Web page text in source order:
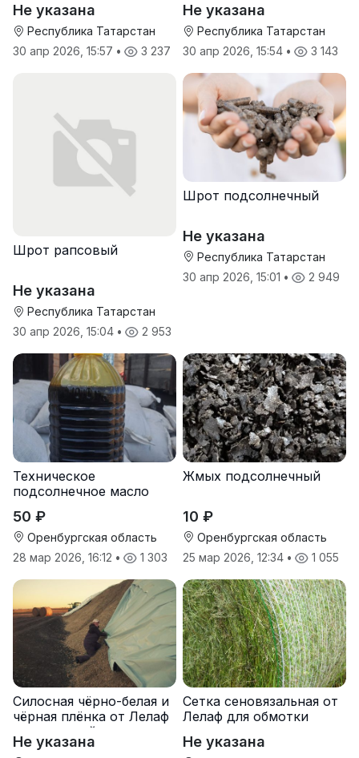
Не указана
Республика Татарстан
30 апр 2026, 15:57 • 3 237
Не указана
Республика Татарстан
30 апр 2026, 15:54 • 3 143
Шрот рапсовый
Не указана
Республика Татарстан
30 апр 2026, 15:04 • 2 953
Шрот подсолнечный
Не указана
Республика Татарстан
30 апр 2026, 15:01 • 2 949
Техническое
подсолнечное масло
50 ₽
Оренбургская область
28 мар 2026, 16:12 • 1 303
Жмых подсолнечный
10 ₽
Оренбургская область
25 мар 2026, 12:34 • 1 055
Силосная чёрно-белая и
чёрная плёнка от Лелаф
для траншей и ям
силоса/сенажа
Не указана
Сетка сеновязальная от
Лелаф для обмотки
Не указана